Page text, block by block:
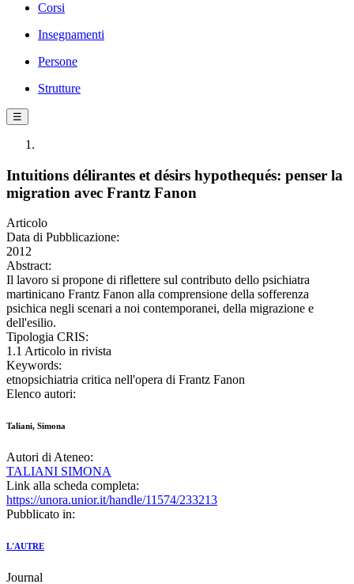
Corsi
Insegnamenti
Persone
Strutture
☰
Intuitions délirantes et désirs hypothequés: penser la
migration avec Frantz Fanon
Articolo
Data di Pubblicazione:
2012
Abstract:
Il lavoro si propone di riflettere sul contributo dello psichiatra
martinicano Frantz Fanon alla comprensione della sofferenza
psichica negli scenari a noi contemporanei, della migrazione e
dell'esilio.
Tipologia CRIS:
1.1 Articolo in rivista
Keywords:
etnopsichiatria critica nell'opera di Frantz Fanon
Elenco autori:
Taliani, Simona
Autori di Ateneo:
TALIANI SIMONA
Link alla scheda completa:
https://unora.unior.it/handle/11574/233213
Pubblicato in:
L'AUTRE
Journal